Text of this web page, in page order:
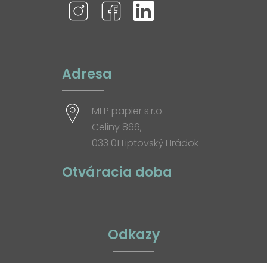
Adresa
MFP papier s.r.o.
Celiny 866,
033 01 Liptovský Hrádok
Otváracia doba
Odkazy